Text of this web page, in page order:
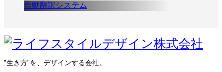
自動翻訳システム
”生き方”を、デザインする会社。